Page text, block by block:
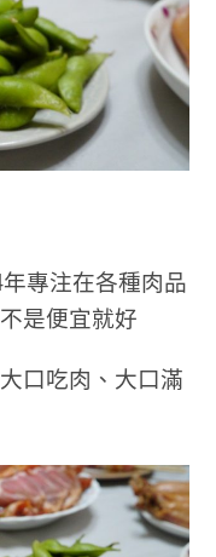
專注在各種肉品
是便宜就好
口吃肉、大口滿